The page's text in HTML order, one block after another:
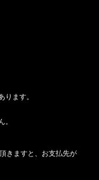
ます。
きますと、お支払先が